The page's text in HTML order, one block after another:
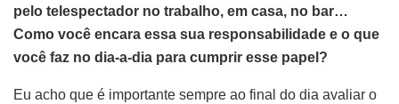
pelo telespectador no trabalho, em casa, no bar…
Como você encara essa sua responsabilidade e o que
você faz no dia-a-dia para cumprir esse papel?
Eu acho que é importante sempre ao final do dia avaliar o